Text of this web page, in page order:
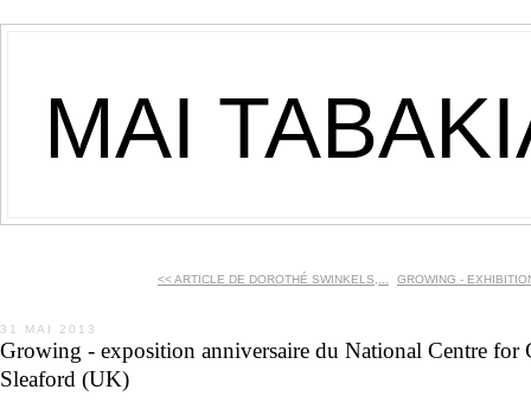
MAI
<< ARTICLE DE DOROTHÉ SWINKELS,... GROWING -
31 MAI 2013
Growing - exposition anniversaire du National Centre for
Sleaford (UK)